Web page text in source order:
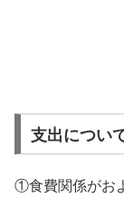
支出につい
①食費関係がお